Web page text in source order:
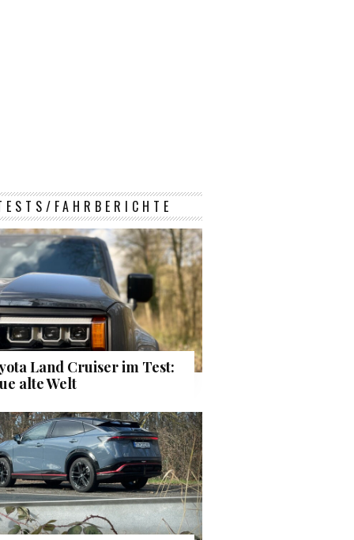
FAHRBERICHTE
Land Cruiser im Test:
alte Welt